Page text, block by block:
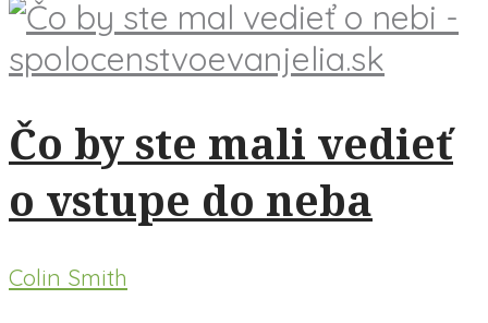
Čo by ste mali vedieť
o vstupe do neba
Colin Smith